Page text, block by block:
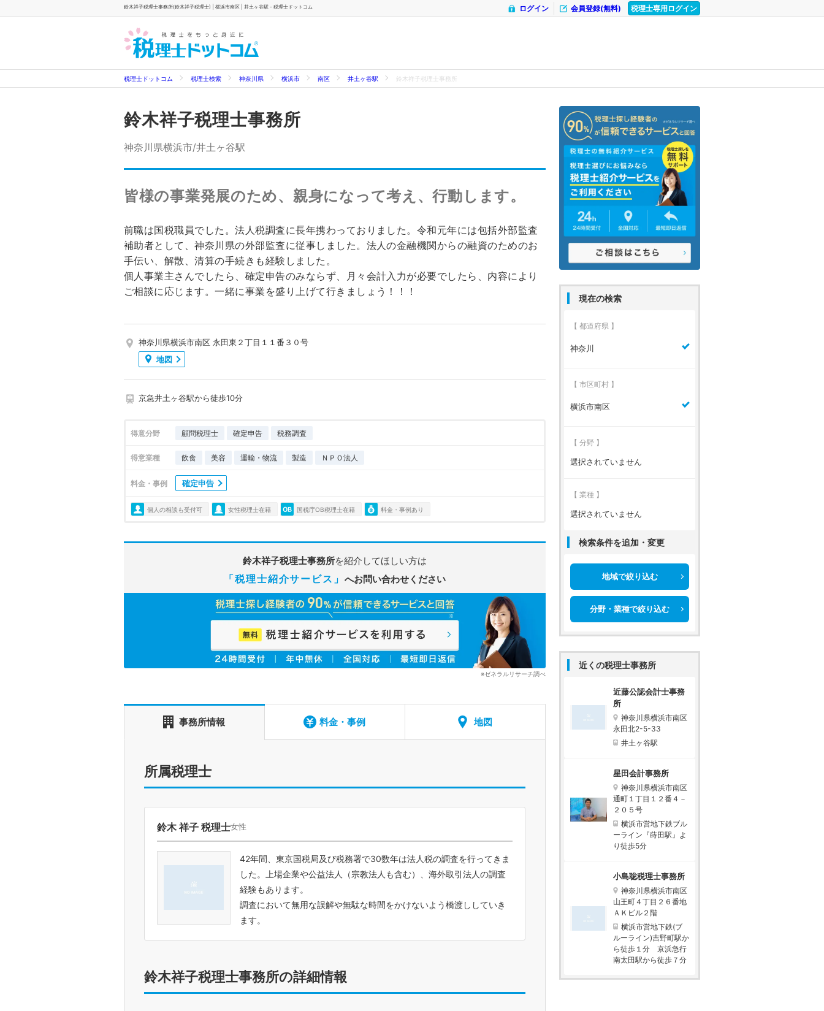
鈴木祥子税理士事務所(鈴木祥子税理士) | 横浜市南区 | 井土ヶ谷駅 - 税理士ドットコム 税理士専用ログイン
会員登録(無料)
ログイン
税理士ドットコム 税理士検索 神奈川県 横浜市 南区 井土ヶ谷駅 鈴木祥子税理士事務所
現在の検索
【 都道府県 】
神奈川
【 市区町村 】
横浜市南区
【 分野 】
選択されていません
【 業種 】
選択されていません
検索条件を追加・変更
地域で絞り込む
分野・業種で絞り込む
近くの税理士事務所
近藤公認会計士事務
所
神奈川県横浜市南区
永田北2-5-33
井土ヶ谷駅
星田会計事務所
神奈川県横浜市南区
通町１丁目１２番４－
２０５号
横浜市営地下鉄ブル
ーライン『蒔田駅』よ
り徒歩5分
小島聡税理士事務所
神奈川県横浜市南区
山王町４丁目２６番地
ＡＫビル２階
横浜市営地下鉄(ブ
ルーライン)吉野町駅か
ら徒歩１分 京浜急行
南太田駅から徒歩７分
鈴木祥子税理士事務所
神奈川県横浜市/井土ヶ谷駅
皆様の事業発展のため、親身になって考え、行動します。
前職は国税職員でした。法人税調査に長年携わっておりました。令和元年には包括外部監査
補助者として、神奈川県の外部監査に従事しました。法人の金融機関からの融資のためのお
手伝い、解散、清算の手続きも経験しました。
個人事業主さんでしたら、確定申告のみならず、月々会計入力が必要でしたら、内容により
ご相談に応じます。一緒に事業を盛り上げて行きましょう！！！
神奈川県横浜市南区 永田東２丁目１１番３０号
地図
京急井土ヶ谷駅から徒歩10分
得意分野 顧問税理士 確定申告 税務調査
得意業種 飲食 美容 運輸・物流 製造 ＮＰＯ法人
料金・事例 確定申告
個人の相談も受付可 女性税理士在籍 国税庁OB税理士在籍 料金・事例あり
鈴木祥子税理士事務所を紹介してほしい方は
「税理士紹介サービス」へお問い合わせください
※ゼネラルリサーチ調べ
事務所情報 料金・事例 地図
所属税理士
鈴木 祥子 税理士女性
42年間、東京国税局及び税務署で30数年は法人税の調査を行ってきま
した。上場企業や公益法人（宗教法人も含む）、海外取引法人の調査
経験もあります。
調査において無用な誤解や無駄な時間をかけないよう橋渡ししていき
ます。
鈴木祥子税理士事務所の詳細情報